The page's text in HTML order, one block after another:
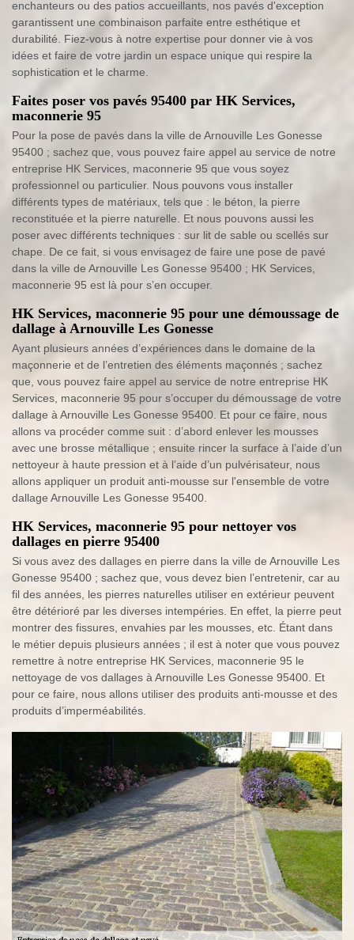
enchanteurs ou des patios accueillants, nos pavés d'exception
garantissent une combinaison parfaite entre esthétique et
durabilité. Fiez-vous à notre expertise pour donner vie à vos
idées et faire de votre jardin un espace unique qui respire la
sophistication et le charme.
Faites poser vos pavés 95400 par HK Services,
maconnerie 95
Pour la pose de pavés dans la ville de Arnouville Les Gonesse
95400 ; sachez que, vous pouvez faire appel au service de notre
entreprise HK Services, maconnerie 95 que vous soyez
professionnel ou particulier. Nous pouvons vous installer
différents types de matériaux, tels que : le béton, la pierre
reconstituée et la pierre naturelle. Et nous pouvons aussi les
poser avec différents techniques : sur lit de sable ou scellés sur
chape. De ce fait, si vous envisagez de faire une pose de pavé
dans la ville de Arnouville Les Gonesse 95400 ; HK Services,
maconnerie 95 est là pour s’en occuper.
HK Services, maconnerie 95 pour une démoussage de
dallage à Arnouville Les Gonesse
Ayant plusieurs années d’expériences dans le domaine de la
maçonnerie et de l’entretien des éléments maçonnés ; sachez
que, vous pouvez faire appel au service de notre entreprise HK
Services, maconnerie 95 pour s’occuper du démoussage de votre
dallage à Arnouville Les Gonesse 95400. Et pour ce faire, nous
allons va procéder comme suit : d’abord enlever les mousses
avec une brosse métallique ; ensuite rincer la surface à l’aide d’un
nettoyeur à haute pression et à l’aide d’un pulvérisateur, nous
allons appliquer un produit anti-mousse sur l'ensemble de votre
dallage Arnouville Les Gonesse 95400.
HK Services, maconnerie 95 pour nettoyer vos
dallages en pierre 95400
Si vous avez des dallages en pierre dans la ville de Arnouville Les
Gonesse 95400 ; sachez que, vous devez bien l’entretenir, car au
fil des années, les pierres naturelles utiliser en extérieur peuvent
être détérioré par les diverses intempéries. En effet, la pierre peut
montrer des fissures, envahies par les mousses, etc. Étant dans
le métier depuis plusieurs années ; il est à noter que vous pouvez
remettre à notre entreprise HK Services, maconnerie 95 le
nettoyage de vos dallages à Arnouville Les Gonesse 95400. Et
pour ce faire, nous allons utiliser des produits anti-mousse et des
produits d’imperméabilités.